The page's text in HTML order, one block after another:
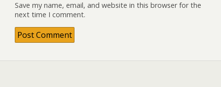
Save my name, email, and website in this browser for the
next time I comment.